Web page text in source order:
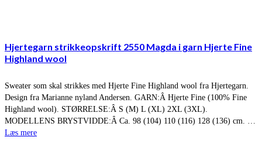
Hjertegarn strikkeopskrift 2550 Magda i garn Hjerte Fine
Highland wool
Sweater som skal strikkes med Hjerte Fine Highland wool fra Hjertegarn.
Design fra Marianne nyland Andersen. GARN:Â Hjerte Fine (100% Fine
Highland wool). STØRRELSE:Â S (M) L (XL) 2XL (3XL).
MODELLENS BRYSTVIDDE:Â Ca. 98 (104) 110 (116) 128 (136) cm. …
Læs mere